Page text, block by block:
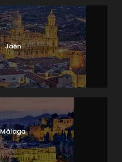
Jaén
Málaga